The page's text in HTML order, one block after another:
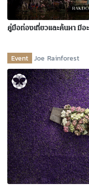
คู่มือท่องเที่ยวและค้นหา มีอ
Event Joe Rainforest